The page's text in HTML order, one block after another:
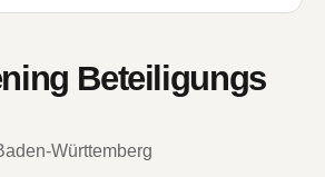
Beteiligungs
Württemberg